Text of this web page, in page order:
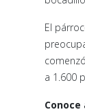
El
a 1.600
Conoce